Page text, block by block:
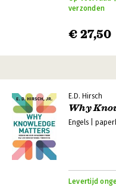
verzonden
€ 27,50
E.D. Hirsch
Why
Engels |
Levertijd